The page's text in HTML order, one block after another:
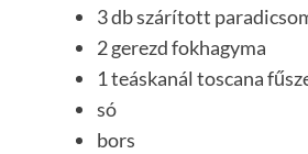
3 db szárított
2 gerezd fokhagyma
1 teáskanál toscana
só
bors